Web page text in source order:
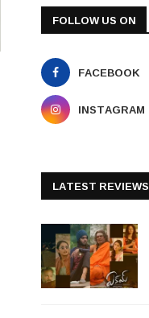
FOLLOW US ON
FACEBOOK
INSTAGRAM
LATEST REVIEWS